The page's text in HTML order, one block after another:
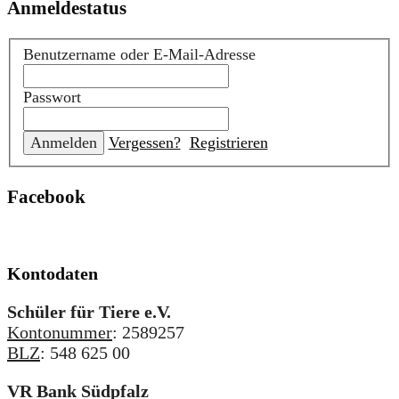
Anmeldestatus
Benutzername oder E-Mail-Adresse
Passwort
Vergessen? Registrieren
Facebook
Kontodaten
Schüler für Tiere e.V.
Kontonummer: 2589257
BLZ: 548 625 00
VR Bank Südpfalz